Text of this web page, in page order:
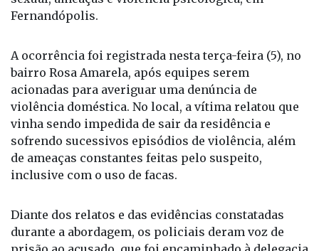
acusado de manter uma mulher em situação de
cárcere privado, além de submetê-la a violência
Fernandópolis.
A ocorrência foi registrada nesta terça-feira (5), no
bairro Rosa Amarela, após equipes serem
acionadas para averiguar uma denúncia de
violência doméstica. No local, a vítima relatou que
vinha sendo impedida de sair da residência e
inclusive com o uso de facas.